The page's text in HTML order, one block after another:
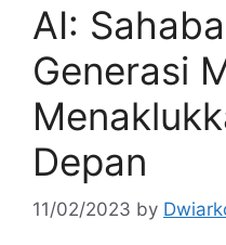
AI:
Generasi
Depan
11/02/2023 by